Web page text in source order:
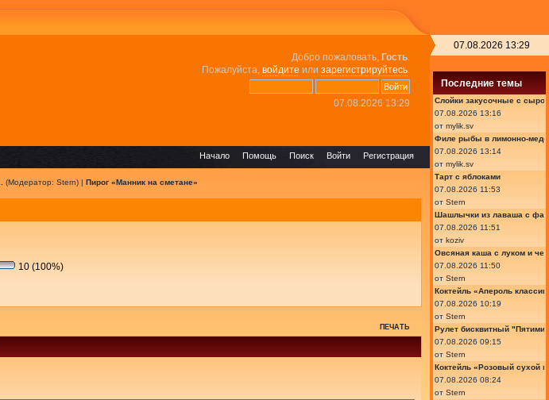
Добро пожаловать, Гость.
Пожалуйста, войдите или зарегистрируйтесь.
07.08.2026 13:29
Регистрация
Войти
Поиск
Помощь
Начало
(Модератор: Stern) | Пирог «Манник на сметане»
10 (100%)
ПЕЧАТЬ
07.08.2026 13:29
Последние темы
Слойки закусочные с
07.08.2026 13:16
от mylik.sv
Филе рыбы в лимонно-
07.08.2026 13:14
от mylik.sv
Тарт с яблоками
07.08.2026 11:53
от Stern
Шашлычки из лаваша с
07.08.2026 11:51
от koziv
Овсяная каша с луком и
07.08.2026 11:50
от Stern
Коктейль «Апероль
07.08.2026 10:19
от Stern
Рулет бисквитный
07.08.2026 09:15
от Stern
Коктейль «Розовый сухой
07.08.2026 08:24
от Stern